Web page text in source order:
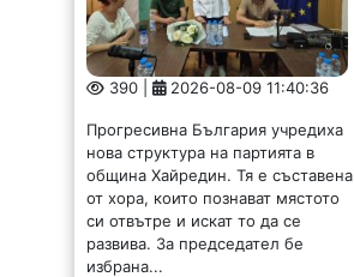
390 | 2026-08-09 11:40:36
Прогресивна България учредиха
нова структура на партията в
община Хайредин. Тя е съставена
от хора, които познават мястото
си отвътре и искат то да се
развива. За председател бе
избрана...